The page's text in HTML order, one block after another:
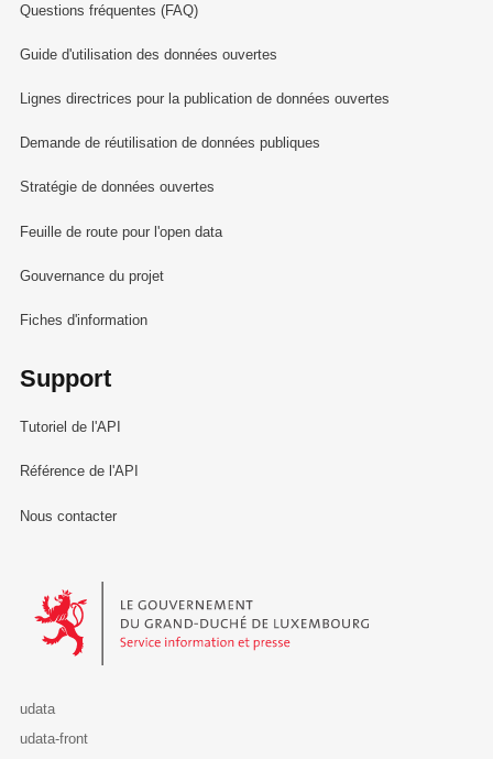
Questions fréquentes (FAQ)
Guide d'utilisation des données ouvertes
Lignes directrices pour la publication de données ouvertes
Demande de réutilisation de données publiques
Stratégie de données ouvertes
Feuille de route pour l'open data
Gouvernance du projet
Fiches d'information
Support
Tutoriel de l'API
Référence de l'API
Nous contacter
Le Gouvernement du Grand-Duché de Luxembourg - Service
udata
udata-front